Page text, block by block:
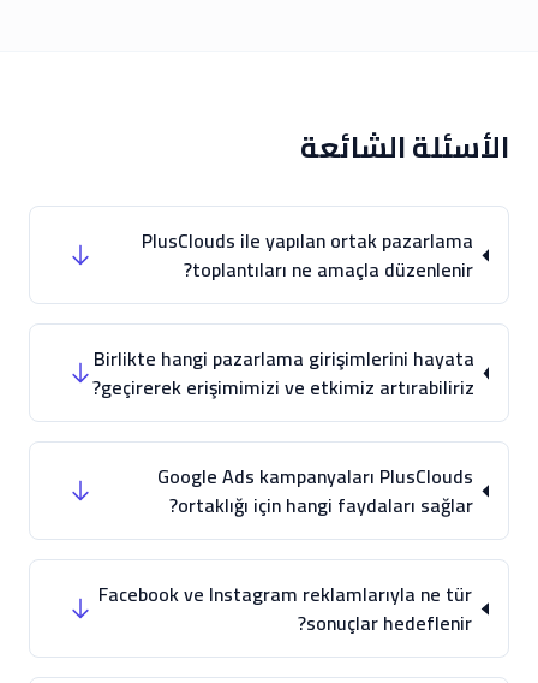
الأسئلة الشائعة
PlusClouds ile yapılan ortak pazarlama
toplantıları ne amaçla düzenlenir?
Birlikte hangi pazarlama girişimlerini hayata
geçirerek erişimimizi ve etkimiz artırabiliriz?
Google Ads kampanyaları PlusClouds
ortaklığı için hangi faydaları sağlar?
Facebook ve Instagram reklamlarıyla ne tür
sonuçlar hedeflenir?